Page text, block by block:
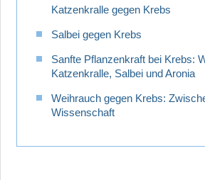
Katzenkralle gegen Krebs
Salbei gegen Krebs
Sanfte Pflanzenkraft bei Krebs:
Katzenkralle, Salbei und Aronia
Weihrauch gegen Krebs:
Wissenschaft